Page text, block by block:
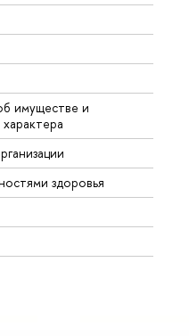
имуществе и
здоровья